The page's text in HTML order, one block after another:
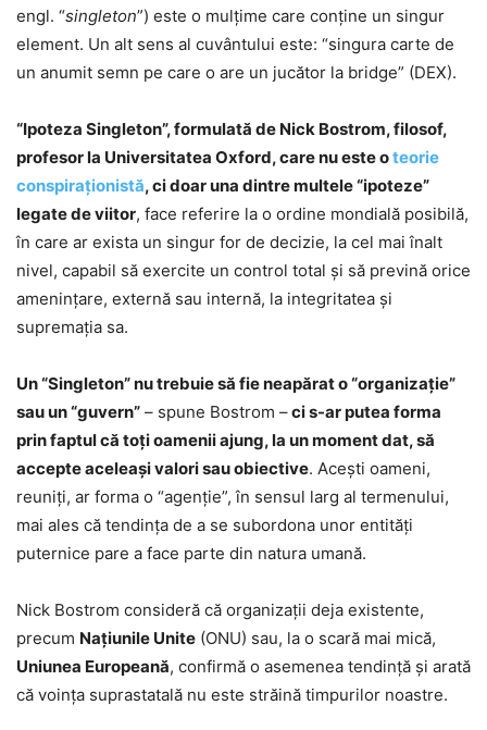
engl. “singleton”) este o mulţime care conţine un singur
element. Un alt sens al cuvântului este: “singura carte de
un anumit semn pe care o are un jucător la bridge” (DEX).
“Ipoteza Singleton”, formulată de Nick Bostrom, filosof,
profesor la Universitatea Oxford, care nu este oteorie
conspiraţionistă, ci doar una dintre multele “ipoteze”
legate de viitor, face referire la o ordine mondială posibilă,
în care ar exista un singur for de decizie, la cel mai înalt
nivel, capabil să exercite un control total şi să prevină orice
ameninţare, externă sau internă, la integritatea şi
supremaţia sa.
Un “Singleton” nu trebuie să fie neapărat o “organizaţie”
sau un “guvern” – spune Bostrom –ci s-ar putea forma
prin faptul că toţi oamenii ajung, la un moment dat, să
accepte aceleaşi valori sau obiective. Aceşti oameni,
reuniţi, ar forma o “agenţie”, în sensul larg al termenului,
mai ales că tendinţa de a se subordona unor entităţi
puternice pare a face parte din natura umană.
Nick Bostrom consideră că organizaţii deja existente,
precum Naţiunile Unite (ONU) sau, la o scară mai mică,
Uniunea Europeană, confirmă o asemenea tendinţă şi arată
că voinţa suprastatală nu este străină timpurilor noastre.